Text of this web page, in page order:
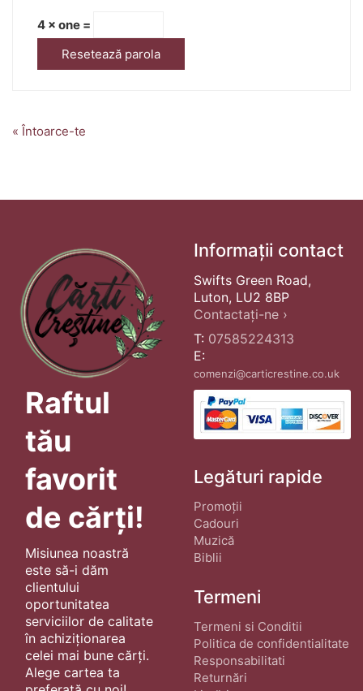
4 × one =
Resetează parola
« Întoarce-te
Raftul
tău
favorit
de cărți!
Misiunea noastră
este să-i dăm
clientului
oportunitatea
serviciilor de calitate
în achiziționarea
celei mai bune cărți.
Alege cartea ta
Informații contact
Swifts Green Road,
Luton, LU2 8BP
Contactați-ne ›
T: 07585224313
E:
comenzi@carticrestine.co.uk
Legături rapide
Promoții
Cadouri
Muzică
Biblii
Termeni
Termeni si Conditii
Politica de confidentialitate
Responsabilitati
Returnări